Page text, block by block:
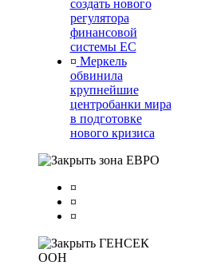
создать нового
регулятора
финансовой
системы ЕС
¤ Меркель
обвинила
крупнейшие
центробанки мира
в подготовке
нового кризиса
зона ЕВРО
¤
¤
¤
ГЕНСЕК
ООН